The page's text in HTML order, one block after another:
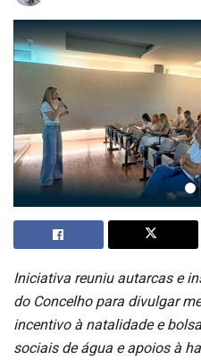
Iniciativa reuniu autarcas e
do Concelho para divulgar
incentivo à natalidade e
sociais de água e apoios à